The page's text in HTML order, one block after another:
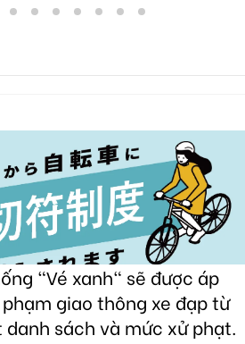
"Vé xanh" sẽ được áp
giao thông xe đạp từ
sách và mức xử phạt.